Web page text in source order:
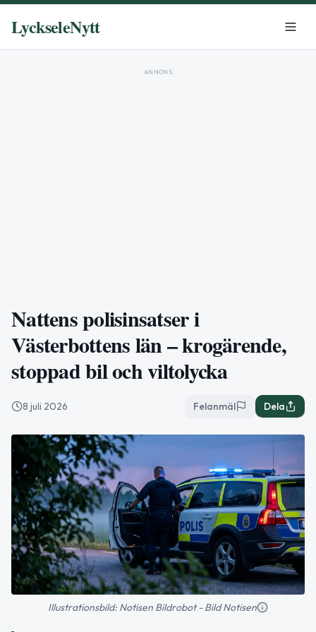
LyckseleNytt
ANNONS
Nattens polisinsatser i
Västerbottens län – krogärende,
stoppad bil och viltolycka
8 juli 2026 Felanmäl Dela
Illustrationsbild: Notisen Bildrobot - Bild Notisen